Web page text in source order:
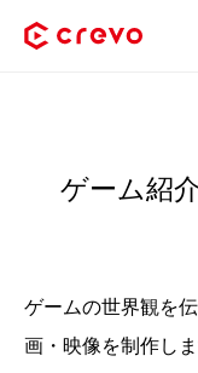
料金
ゲーム紹
ゲームの世界観を
画・映像を制作しま